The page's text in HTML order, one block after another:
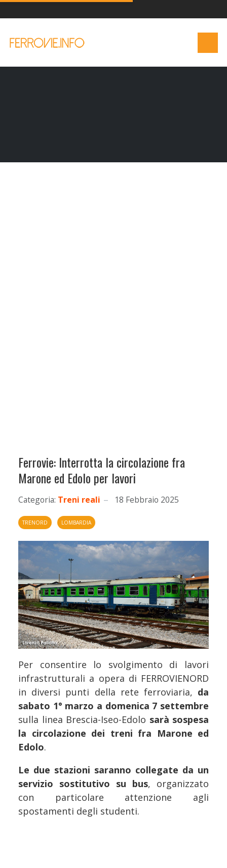
Ferrovie: Interrotta la circolazione fra
Marone ed Edolo per lavori
Categoria: Treni reali 18 Febbraio 2025
TRENORD LOMBARDIA
Per consentire lo svolgimento di lavori
infrastrutturali a opera di FERROVIENORD
in diversi punti della rete ferroviaria, da
sabato 1° marzo a domenica 7 settembre
sulla linea Brescia-Iseo-Edolo sarà sospesa
la circolazione dei treni fra Marone ed
Edolo.
Le due stazioni saranno collegate da un
servizio sostitutivo su bus, organizzato
con particolare attenzione agli
spostamenti degli studenti.